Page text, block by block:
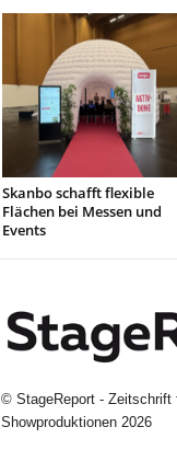
Skanbo schafft flexible
Flächen bei Messen und
Events
© StageReport - Zeitschrift
Showproduktionen2026